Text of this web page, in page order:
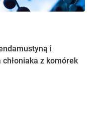
i
z komórek